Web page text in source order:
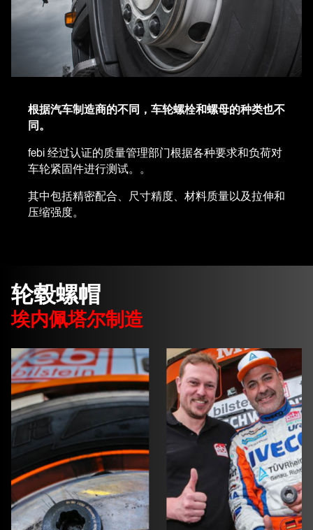
根据汽车制造商的不同，车轮螺栓和螺母的种类也不
同。
febi 经过认证的质量管理部门根据各种要求和负荷对
车轮紧固件进行测试。。
其中包括精密配合、尺寸精度、材料质量以及拉伸和
压缩强度。
轮毂螺帽
埃内佩塔尔制造